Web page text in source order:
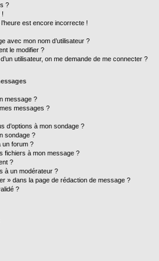
?
!
est encore incorrecte !
avec mon nom d’utilisateur ?
le modifier ?
utilisateur, on me demande de me connecter ?
message ?
messages ?
d’options à mon sondage ?
sondage ?
un forum ?
fichiers à mon message ?
?
à un modérateur ?
» dans la page de rédaction de message ?
?